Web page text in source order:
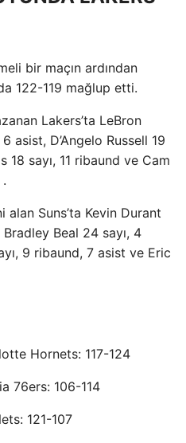
bir maçın ardından
122-119 mağlup etti.
Lakers’ta LeBron
asist, D’Angelo Russell 19
18 sayı, 11 ribaund ve Cam
Suns’ta Kevin Durant
Beal 24 sayı, 4
9 ribaund, 7 asist ve Eric
Hornets: 117-124
76ers: 106-114
121-107